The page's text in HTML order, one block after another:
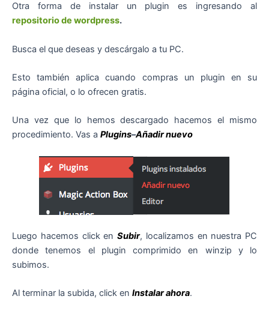
Otra forma de instalar un plugin es ingresando al
repositorio de wordpress.
Busca el que deseas y descárgalo a tu PC.
Esto también aplica cuando compras un plugin en su
página oficial, o lo ofrecen gratis.
Una vez que lo hemos descargado hacemos el mismo
procedimiento. Vas a Plugins–Añadir nuevo
Luego hacemos click en Subir, localizamos en nuestra PC
donde tenemos el plugin comprimido en winzip y lo
subimos.
Al terminar la subida, click en Instalar ahora.